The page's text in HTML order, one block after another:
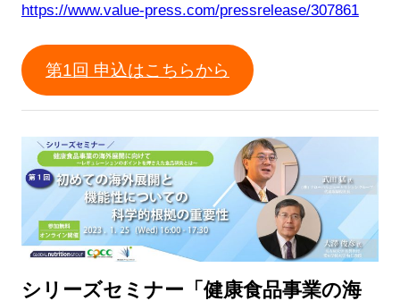
https://www.value-press.com/pressrelease/307861
第1回 申込はこちらから
シリーズセミナー「健康食品事業の海